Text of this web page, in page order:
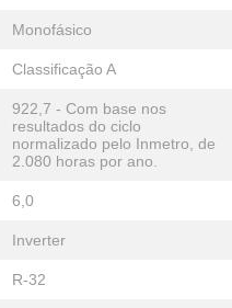
Monofásico
Classificação A
922,7 - Com base nos
resultados do ciclo
normalizado pelo Inmetro, de
2.080 horas por ano.
6,0
Inverter
R-32